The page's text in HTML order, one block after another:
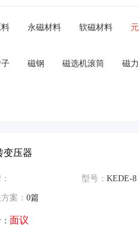
永磁材料 软磁材料
磁钢 磁选机滚筒 磁
变压器
型号： KEDE-8
案： 0篇
面议